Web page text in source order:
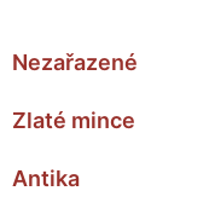
Nezařazené
Zlaté mince
Antika